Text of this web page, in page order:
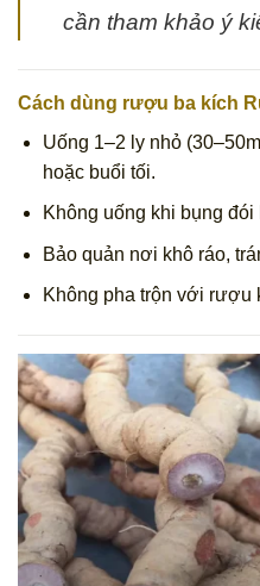
cần tham khảo ý
Cách dùng rượu ba kích
Uống 1–2 ly nhỏ
hoặc buổi tối.
Không uống khi bụng
Bảo quản nơi khô ráo,
Không pha trộn với rượu